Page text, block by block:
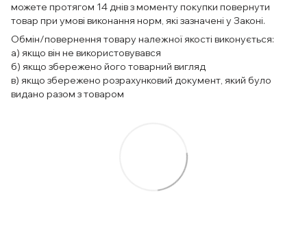
можете протягом 14 днів з моменту покупки повернути
товар при умові виконання норм, які зазначені у Законі.
Обмін/повернення товару належної якості виконується:
а) якщо він не використовувався
б) якщо збережено його товарний вигляд
в) якщо збережено розрахунковий документ, який було
видано разом з товаром